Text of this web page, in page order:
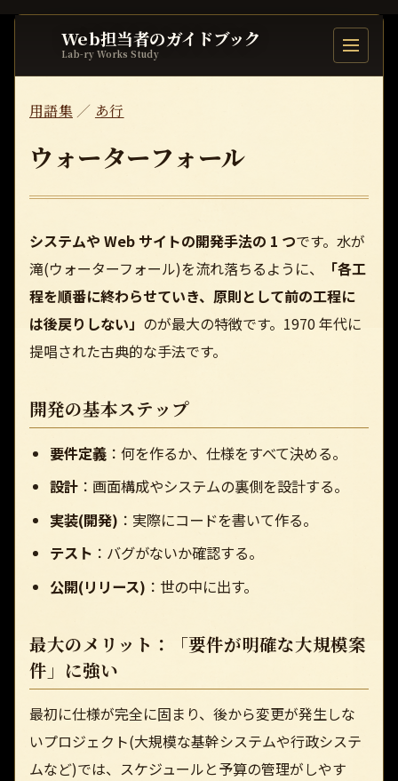
Web担当者のガイドブック
Lab-ry Works Study 目次を開
用語集／ あ行
ウォーターフォール
システムや Web サイトの開発手法の 1 つです。水が
滝(ウォーターフォール)を流れ落ちるように、
「各工
程を順番に終わらせていき、原則として前の工程に
は後戻りしない」 のが最大の特徴です。1970 年代に
提唱された古典的な手法です。
開発の基本ステップ
要件定義：何を作るか、仕様をすべて決める。
設計：画面構成やシステムの裏側を設計する。
実装(開発) ：実際にコードを書いて作る。
テスト ：バグがないか確認する。
公開(リリース) ：世の中に出す。
最大のメリット：「要件が明確な大規模案
件」に強い
最初に仕様が完全に固まり、後から変更が発生しな
いプロジェクト(大規模な基幹システムや行政システ
ムなど)では、スケジュールと予算の管理がしやす